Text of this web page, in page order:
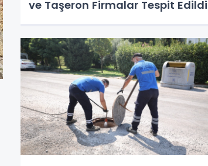
ve Taşeron Firmalar Tespit Edildi